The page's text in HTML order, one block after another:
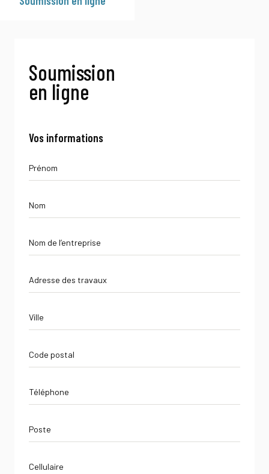
En
Soumission
en ligne
Vos informations
de
des
postal